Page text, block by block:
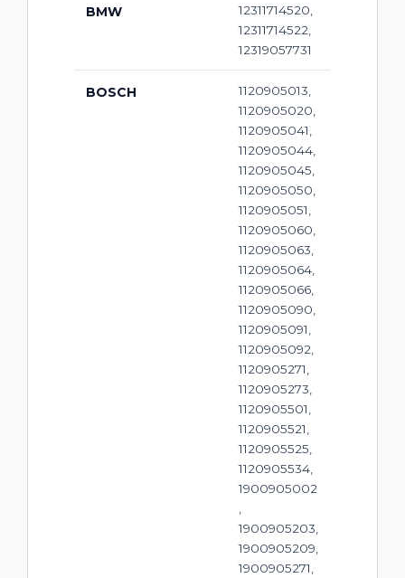
BMW
12311714520,
12311714522,
12319057731
BOSCH
1120905013,
1120905020,
1120905041,
1120905044,
1120905045,
1120905050,
1120905051,
1120905060,
1120905063,
1120905064,
1120905066,
1120905090,
1120905091,
1120905092,
1120905271,
1120905273,
1120905501,
1120905521,
1120905525,
1120905534,
1900905002
1900905203,
1900905209,
1900905271,